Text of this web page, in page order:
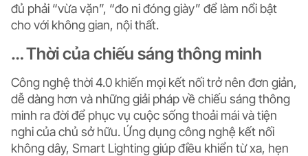
đủ phải “vừa vặn”, “đo ni đóng giày” để làm nổi bật
cho với không gian, nội thất.
… Thời của chiếu sáng thông minh
Công nghệ thời 4.0 khiến mọi kết nối trở nên đơn giản,
dễ dàng hơn và những giải pháp về chiếu sáng thông
minh ra đời để phục vụ cuộc sống thoải mái và tiện
nghi của chủ sở hữu. Ứng dụng công nghệ kết nối
không dây, Smart Lighting giúp điều khiển từ xa, hẹn